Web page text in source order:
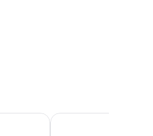
Hospedaxe Carragal